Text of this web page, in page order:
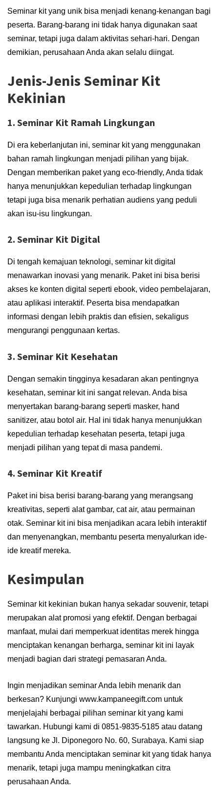
Seminar kit yang unik bisa menjadi kenang-kenangan bagi
peserta. Barang-barang ini tidak hanya digunakan saat
seminar, tetapi juga dalam aktivitas sehari-hari. Dengan
demikian, perusahaan Anda akan selalu diingat.
Jenis-Jenis Seminar Kit
Kekinian
1. Seminar Kit Ramah Lingkungan
Di era keberlanjutan ini, seminar kit yang menggunakan
bahan ramah lingkungan menjadi pilihan yang bijak.
Dengan memberikan paket yang eco-friendly, Anda tidak
hanya menunjukkan kepedulian terhadap lingkungan
tetapi juga bisa menarik perhatian audiens yang peduli
akan isu-isu lingkungan.
2. Seminar Kit Digital
Di tengah kemajuan teknologi, seminar kit digital
menawarkan inovasi yang menarik. Paket ini bisa berisi
akses ke konten digital seperti ebook, video pembelajaran,
atau aplikasi interaktif. Peserta bisa mendapatkan
informasi dengan lebih praktis dan efisien, sekaligus
mengurangi penggunaan kertas.
3. Seminar Kit Kesehatan
Dengan semakin tingginya kesadaran akan pentingnya
kesehatan, seminar kit ini sangat relevan. Anda bisa
menyertakan barang-barang seperti masker, hand
sanitizer, atau botol air. Hal ini tidak hanya menunjukkan
kepedulian terhadap kesehatan peserta, tetapi juga
menjadi pilihan yang tepat di masa pandemi.
4. Seminar Kit Kreatif
Paket ini bisa berisi barang-barang yang merangsang
kreativitas, seperti alat gambar, cat air, atau permainan
otak. Seminar kit ini bisa menjadikan acara lebih interaktif
dan menyenangkan, membantu peserta menyalurkan ide-
ide kreatif mereka.
Kesimpulan
Seminar kit kekinian bukan hanya sekadar souvenir, tetapi
merupakan alat promosi yang efektif. Dengan berbagai
manfaat, mulai dari memperkuat identitas merek hingga
menciptakan kenangan berharga, seminar kit ini layak
menjadi bagian dari strategi pemasaran Anda.
Ingin menjadikan seminar Anda lebih menarik dan
berkesan? Kunjungi www.kampaneegift.com untuk
menjelajahi berbagai pilihan seminar kit yang kami
tawarkan. Hubungi kami di 0851-9835-5185 atau datang
langsung ke Jl. Diponegoro No. 60, Surabaya. Kami siap
membantu Anda menciptakan seminar kit yang tidak hanya
menarik, tetapi juga mampu meningkatkan citra
perusahaan Anda.